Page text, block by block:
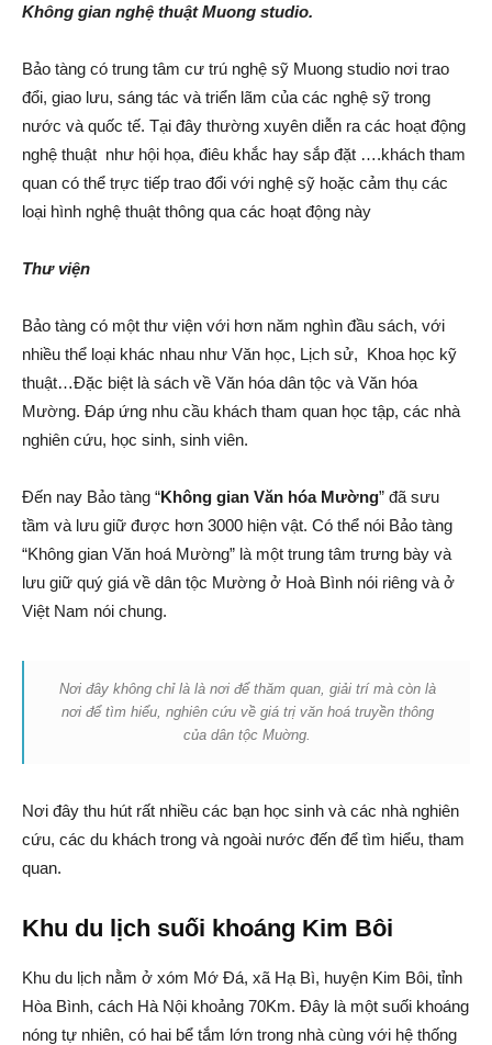
Không gian nghệ thuật Muong studio.
Bảo tàng có trung tâm cư trú nghệ sỹ Muong studio nơi trao
đổi, giao lưu, sáng tác và triển lãm của các nghệ sỹ trong
nước và quốc tế. Tại đây thường xuyên diễn ra các hoạt động
nghệ thuật như hội họa, điêu khắc hay sắp đặt ….khách tham
quan có thể trực tiếp trao đổi với nghệ sỹ hoặc cảm thụ các
loại hình nghệ thuật thông qua các hoạt động này
Thư viện
Bảo tàng có một thư viện với hơn năm nghìn đầu sách, với
nhiều thể loại khác nhau như Văn học, Lịch sử, Khoa học kỹ
thuật…Đặc biệt là sách về Văn hóa dân tộc và Văn hóa
Mường. Đáp ứng nhu cầu khách tham quan học tập, các nhà
nghiên cứu, học sinh, sinh viên.
Đến nay Bảo tàng “Không gian Văn hóa Mường” đã sưu
tầm và lưu giữ được hơn 3000 hiện vật. Có thể nói Bảo tàng
“Không gian Văn hoá Mường” là một trung tâm trưng bày và
lưu giữ quý giá về dân tộc Mường ở Hoà Bình nói riêng và ở
Việt Nam nói chung.
Nơi đây không chỉ là là nơi để thăm quan, giải trí mà còn là
nơi để tìm hiểu, nghiên cứu về giá trị văn hoá truyền thông
của dân tộc Muờng.
Nơi đây thu hút rất nhiều các bạn học sinh và các nhà nghiên
cứu, các du khách trong và ngoài nước đến để tìm hiểu, tham
quan.
Khu du lịch suối khoáng Kim Bôi
Khu du lịch nằm ở xóm Mớ Đá, xã Hạ Bì, huyện Kim Bôi, tỉnh
Hòa Bình, cách Hà Nội khoảng 70Km. Đây là một suối khoáng
nóng tự nhiên, có hai bể tắm lớn trong nhà cùng với hệ thống